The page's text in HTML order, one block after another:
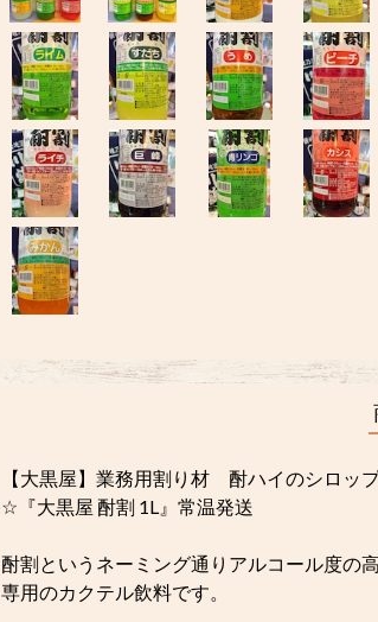
【大黒屋】業務用割り材 酎ハイのシロッ
☆『大黒屋 酎割 1L』常温発送
酎割というネーミング通りアルコール度の
専用のカクテル飲料です。